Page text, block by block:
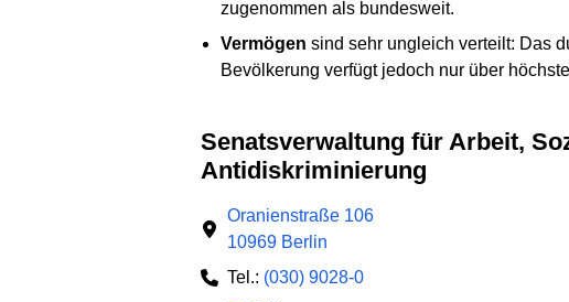
zugenommen als bundesweit.
Vermögen sind sehr ungleich verteilt: Das
Bevölkerung verfügt jedoch nur über
Senatsverwaltung für Arbeit, Soziales, Gleichstellung, Integration, Vielfalt und
Antidiskriminierung
Oranienstraße 106
10969 Berlin
Tel.: (030) 9028-0